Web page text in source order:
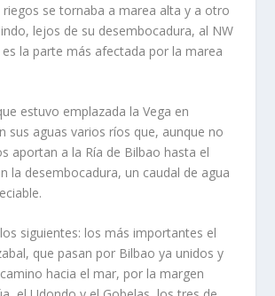
riegos se tornaba a marea alta y a otro
lejos de su desembocadura, al NW
es la parte más afectada por la marea
estuvo emplazada la Vega en
sus aguas varios ríos que, aunque no
aportan a la Ría de Bilbao hasta el
la desembocadura, un caudal de agua
siguientes: los más importantes el
que pasan por Bilbao ya unidos y
hacia el mar, por la margen